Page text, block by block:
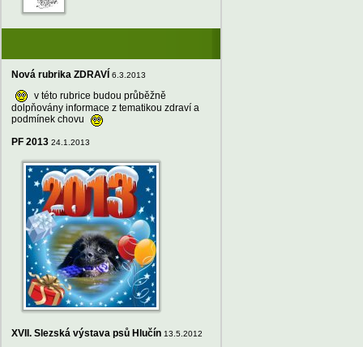
Nová rubrika ZDRAVÍ 6.3.2013
v této rubrice budou průběžně
dolpňovány informace z tematikou zdraví a
podmínek chovu
PF 2013 24.1.2013
XVII. Slezská výstava psů Hlučín 13.5.2012